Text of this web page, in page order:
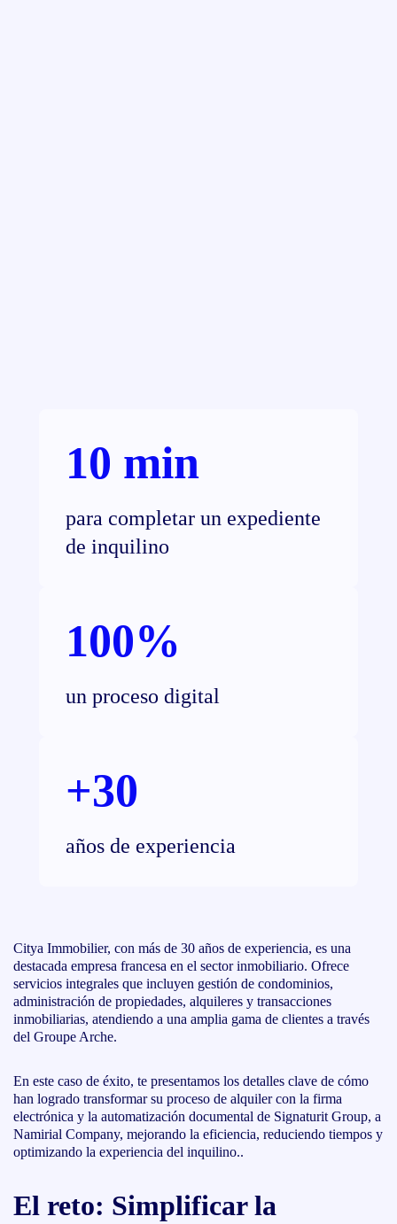
10 min
para completar un expediente
de inquilino
100%
un proceso digital
+30
años de experiencia
Citya Immobilier, con más de 30 años de experiencia, es una
destacada empresa francesa en el sector inmobiliario. Ofrece
servicios integrales que incluyen gestión de condominios,
administración de propiedades, alquileres y transacciones
inmobiliarias, atendiendo a una amplia gama de clientes a través
del Groupe Arche.
En este caso de éxito, te presentamos los detalles clave de cómo
han logrado transformar su proceso de alquiler con la firma
electrónica y la automatización documental de Signaturit Group, a
Namirial Company, mejorando la eficiencia, reduciendo tiempos y
optimizando la experiencia del inquilino..
El reto: Simplificar la